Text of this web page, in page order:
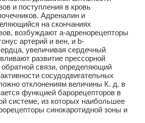
и поступления в кровь
Адреналин и
на скончаниях
возбуждают a-адренорецепторы
артерий и вен, и b-
увеличивая сердечный
развитие прессорной
связи, определяющий
сосудодвигательных
отклонениям величины К. д. в
функцией барорецепторов в
системе, из которых наибольшее
синокаротидной зоны и